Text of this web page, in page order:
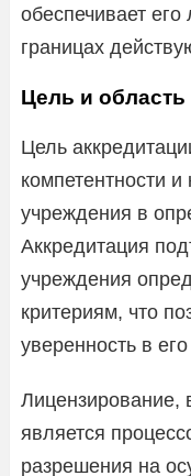
обеспечивает его
границах
Цель и
Цель
компетентности и
учреждения в
Аккредитация
учреждения
критериям, что
уверенность в
Лицензирование,
является
разрешения на